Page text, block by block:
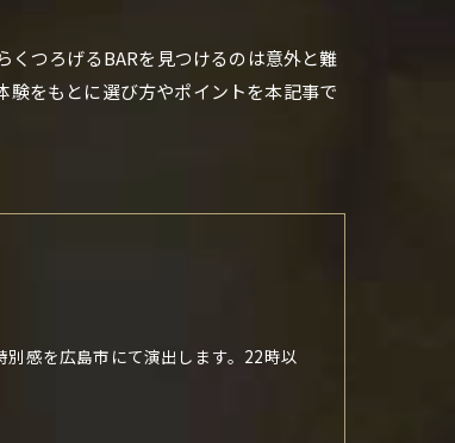
つろげるBARを見つけるのは意外と難
をもとに選び方やポイントを本記事で
感を広島市にて演出します。22時以